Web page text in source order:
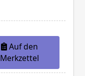
Auf den
Merkzettel